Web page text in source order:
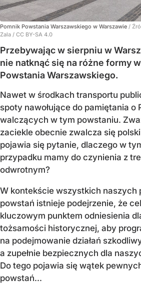
Pomnik Powstania Warszawskiego w Warszawie /
Zala / CC BY-SA 4.0
Przebywając w sierpniu w
nie natknąć się na różne formy
Powstania Warszawskiego.
Nawet w środkach transportu
spoty nawołujące do pamiętania o
walczących w tym powstaniu.
zaciekle obecnie zwalcza się
pojawia się pytanie, dlaczego w
przypadku mamy do czynienia z
odwrotnym?
W kontekście wszystkich naszych
powstań istnieje podejrzenie, że
kluczowym punktem odniesienia
tożsamości historycznej, aby
na podejmowanie działań
a zupełnie bezpiecznych dla
Do tego pojawia się wątek
powstań...